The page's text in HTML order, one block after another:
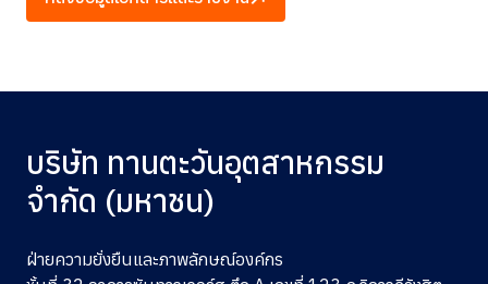
บริษัท ทานตะวันอุตสาหกรรม
จำกัด (มหาชน)
ฝ่ายความยั่งยืนและภาพลักษณ์องค์กร